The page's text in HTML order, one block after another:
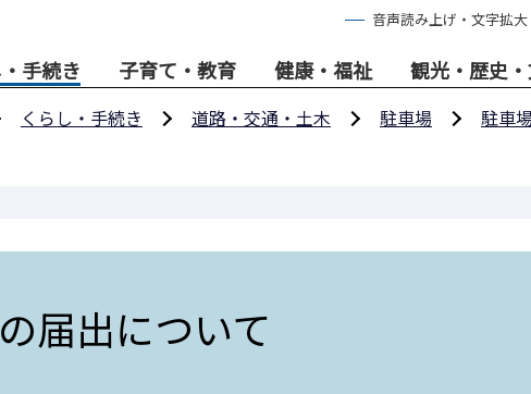
音声読み上げ・文字拡大
手続き 子育て・教育 健康・福祉 観光・歴史
くらし・手続き 道路・交通・土木 駐車場
駐車
届出について